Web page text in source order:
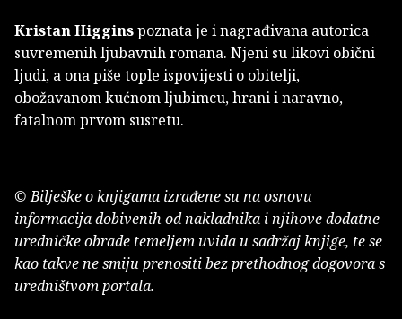
Kristan Higginspoznata je i nagrađivana autorica
suvremenih ljubavnih romana. Njeni su likovi obični
ljudi, a ona piše tople ispovijesti o obitelji,
obožavanom kućnom ljubimcu, hrani i naravno,
fatalnom prvom susretu.
© Bilješke o knjigama izrađene su na osnovu
informacija dobivenih od nakladnika i njihove dodatne
uredničke obrade temeljem uvida u sadržaj knjige, te se
kao takve ne smiju prenositi bez prethodnog dogovora s
uredništvom portala.